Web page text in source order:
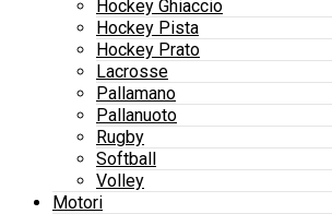
Hockey Ghiaccio
Hockey Pista
Hockey Prato
Lacrosse
Pallamano
Pallanuoto
Rugby
Softball
Volley
Motori